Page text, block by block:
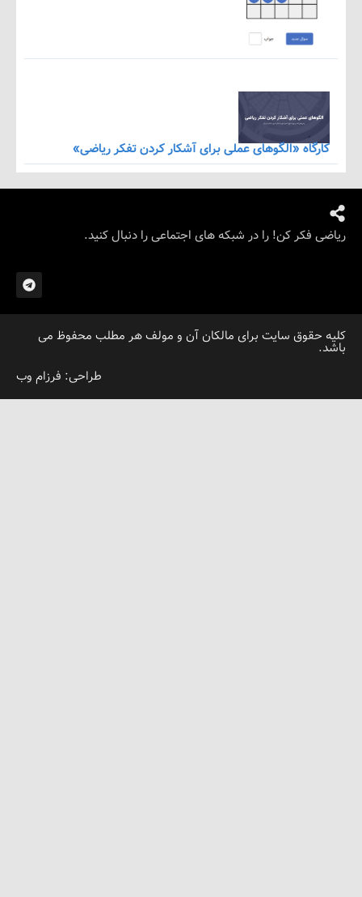
«الگوهای عملی برای آشکار کردن تفکر ریاضی»
کن! را در شبکه های اجتماعی را دنبال کنید.
سایت برای مالکان آن و مولف هر مطلب محفوظ می
طراحی: فرزام وب